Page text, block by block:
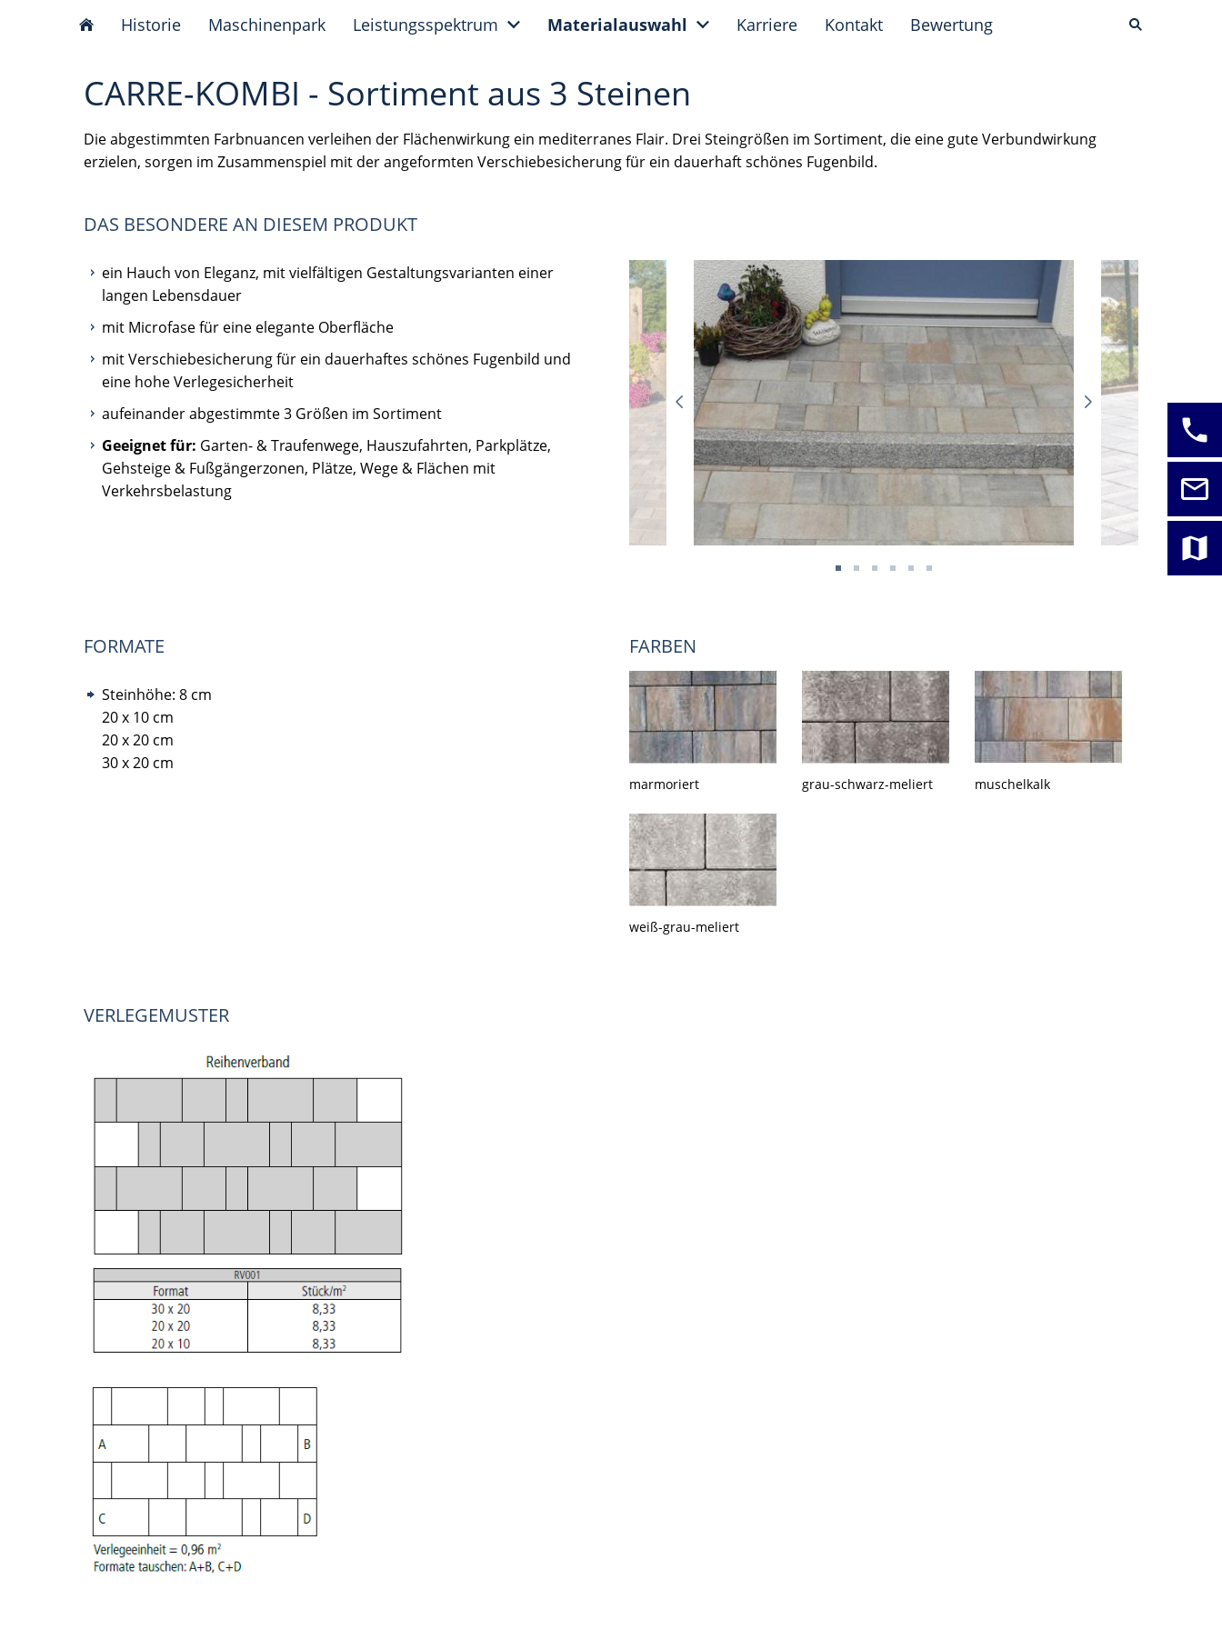
Historie Maschinenpark Leistungsspektrum Materialauswahl Karriere Kontakt Bewertung
CARRE-KOMBI - Sortiment aus 3 Steinen
Die abgestimmten Farbnuancen verleihen der Flächenwirkung ein mediterranes Flair. Drei Steingrößen im Sortiment, die eine gute Verbundwirkung
erzielen, sorgen im Zusammenspiel mit der angeformten Verschiebesicherung für ein dauerhaft schönes Fugenbild.
DAS BESONDERE AN DIESEM PRODUKT
ein Hauch von Eleganz, mit vielfältigen Gestaltungsvarianten einer
langen Lebensdauer
mit Microfase für eine elegante Oberfläche
mit Verschiebesicherung für ein dauerhaftes schönes Fugenbild und
eine hohe Verlegesicherheit
aufeinander abgestimmte 3 Größen im Sortiment
Geeignet für: Garten- & Traufenwege, Hauszufahrten, Parkplätze,
Gehsteige & Fußgängerzonen, Plätze, Wege & Flächen mit
Verkehrsbelastung
FORMATE
Steinhöhe: 8 cm
20 x 10 cm
20 x 20 cm
30 x 20 cm
FARBEN
marmoriert
weiß-grau-meliert
grau-schwarz-meliert muschelkalk
VERLEGEMUSTER
phone
mail_outline
map